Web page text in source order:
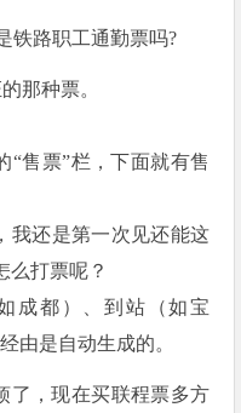
铁路职工通勤票吗?
那种票。
“售票”栏，下面就有售
我还是第一次见还能这
么打票呢？
成都）、到站（如宝
由是自动生成的。
了，现在买联程票多方